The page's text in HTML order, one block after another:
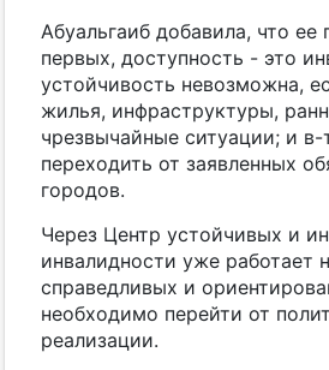
Абуальгаиб добавила, что
первых, доступность - это
устойчивость невозможна,
жилья, инфраструктуры,
чрезвычайные ситуации; и
переходить от заявленных
городов.
Через Центр устойчивых и
инвалидности уже работает
справедливых и
необходимо перейти от
реализации.